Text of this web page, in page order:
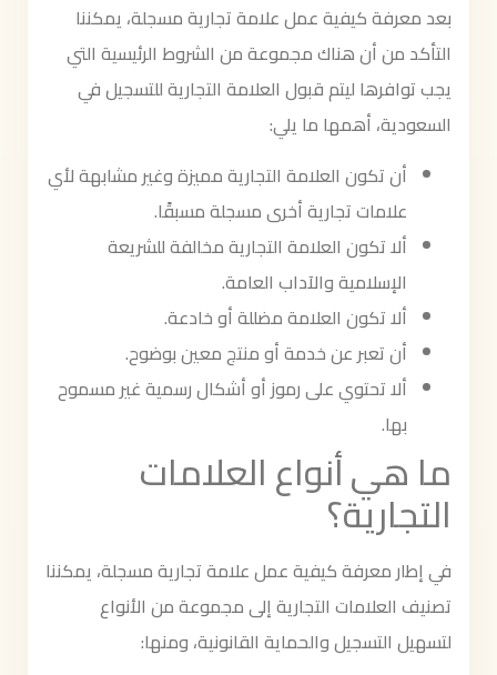
بعد معرفة كيفية عمل علامة تجارية مسجلة، يمكننا
التأكد من أن هناك مجموعة من الشروط الرئيسية التي
يجب توافرها ليتم قبول العلامة التجارية للتسجيل في
السعودية، أهمها ما يلي:
أن تكون العلامة التجارية مميزة وغير مشابهة لأي
علامات تجارية أخرى مسجلة مسبقًا.
ألا تكون العلامة التجارية مخالفة للشريعة
الإسلامية والآداب العامة.
ألا تكون العلامة مضللة أو خادعة.
أن تعبر عن خدمة أو منتج معين بوضوح.
ألا تحتوي على رموز أو أشكال رسمية غير مسموح
بها.
ما هي أنواع العلامات
التجارية؟
في إطار معرفة كيفية عمل علامة تجارية مسجلة، يمكننا
تصنيف العلامات التجارية إلى مجموعة من الأنواع
لتسهيل التسجيل والحماية القانونية، ومنها: